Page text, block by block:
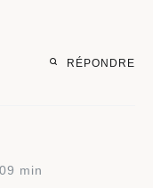
RÉPONDRE
min